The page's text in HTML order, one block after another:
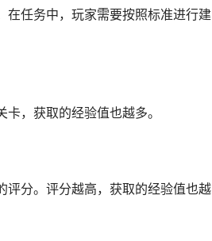
在任务中，玩家需要按照标准进行建
，获取的经验值也越多。
评分。评分越高，获取的经验值也越